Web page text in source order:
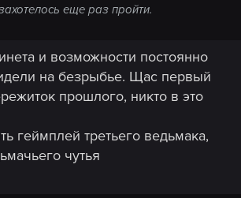
еще раз пройти.
и возможности постоянно
на безрыбье. Щас первый
прошлого, никто в это
геймплей третьего ведьмака,
чутья